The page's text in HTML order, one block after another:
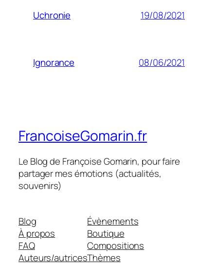
Uchronie 19/08/2021
Ignorance 08/06/2021
FrancoiseGomarin.fr
Le Blog de Françoise Gomarin, pour faire
partager mes émotions (actualités,
souvenirs)
Blog
À propos
FAQ
Auteurs/autrices
Évènements
Boutique
Compositions
Thèmes